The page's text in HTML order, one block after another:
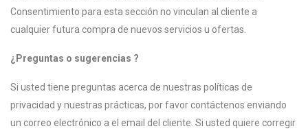
Consentimiento para esta sección no vinculan al cliente a
cualquier futura compra de nuevos servicios u ofertas.
¿Preguntas o sugerencias ?
Si usted tiene preguntas acerca de nuestras políticas de
privacidad y nuestras prácticas, por favor contáctenos enviando
un correo electrónico a el email del cliente. Si usted quiere corregir